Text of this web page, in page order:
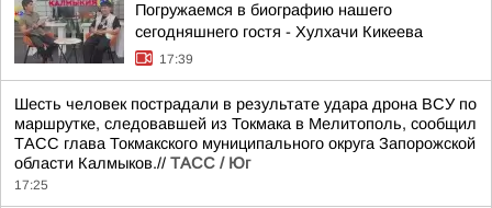
Погружаемся в биографию нашего
сегодняшнего гостя - Хулхачи Кикеева
17:39
Шесть человек пострадали в результате удара дрона ВСУ по
маршрутке, следовавшей из Токмака в Мелитополь, сообщил
ТАСС глава Токмакского муниципального округа Запорожской
области Калмыков.// ТАСС / Юг
17:25